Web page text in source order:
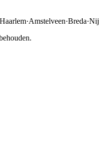
Haarlem·Amstelveen·Breda·